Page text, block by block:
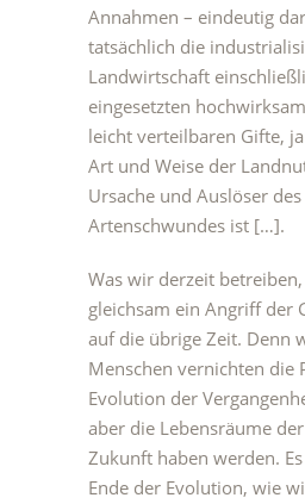
Annahmen – eindeutig
tatsächlich die
Landwirtschaft
eingesetzten
leicht verteilbaren Gifte,
Art und Weise der
Ursache und Auslöser
Artenschwundes ist […].
Was wir derzeit
gleichsam ein Angriff der
auf die übrige Zeit. Denn
Menschen vernichten die
Evolution der
aber die Lebensräume
Zukunft haben werden.
Ende der Evolution, wie